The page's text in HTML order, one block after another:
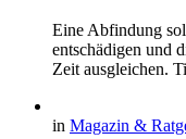
Eine Abfindung
entschädigen und
Zeit ausgleichen.
in Magazin &